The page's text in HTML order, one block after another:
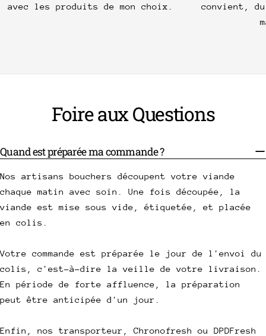
avec les produits de mon choix.
convient,
Foire aux Questions
Quand est préparée ma commande ?
Nos artisans bouchers découpent votre viande
chaque matin avec soin. Une fois découpée, la
viande est mise sous vide, étiquetée, et placée
en colis.
Votre commande est préparée le jour de l'envoi du
colis, c'est-à-dire la veille de votre livraison.
En période de forte affluence, la préparation
peut être anticipée d'un jour.
Enfin, nos transporteur, Chronofresh ou DPDFresh